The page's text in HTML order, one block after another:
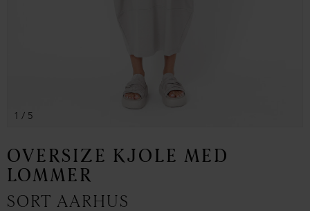
1 / 5
OVERSIZE KJOLE MED
LOMMER
SORT AARHUS